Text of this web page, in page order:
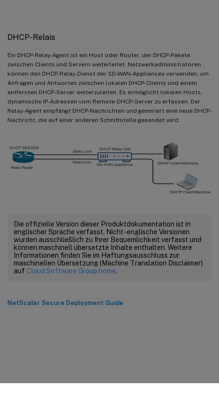
DHCP-Relais
Ein DHCP-Relay-Agent ist ein Host oder Router, der DHCP-Pakete
zwischen Clients und Servern weiterleitet. Netzwerkadministratoren
können den DHCP-Relay-Dienst der SD-WAN-Appliances verwenden, um
Anfragen und Antworten zwischen lokalen DHCP-Clients und einem
entfernten DHCP-Server weiterzuleiten. Es ermöglicht lokalen Hosts,
dynamische IP-Adressen vom Remote-DHCP-Server zu erfassen. Der
Relay-Agent empfängt DHCP-Nachrichten und generiert eine neue DHCP-
Nachricht, die auf einer anderen Schnittstelle gesendet wird.
Die offizielle Version dieser Produktdokumentation ist in
englischer Sprache verfasst. Nicht-englische Versionen
wurden ausschließlich zu Ihrer Bequemlichkeit verfasst und
können maschinell übersetzte Inhalte enthalten. Weitere
Informationen finden Sie im Haftungsausschluss zur
maschinellen Übersetzung (Machine Translation Disclaimer)
auf Cloud Software Group home.
NetScaler Secure Deployment Guide